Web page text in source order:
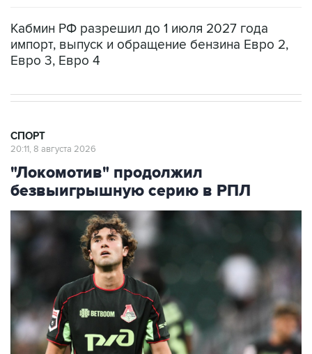
Кабмин РФ разрешил до 1 июля 2027 года
импорт, выпуск и обращение бензина Евро 2,
Евро 3, Евро 4
СПОРТ
20:11, 8 августа 2026
"Локомотив" продолжил
безвыигрышную серию в РПЛ